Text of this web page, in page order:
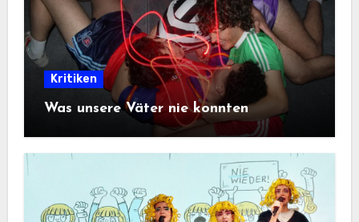
Kritiken
Was unsere Väter nie konnten